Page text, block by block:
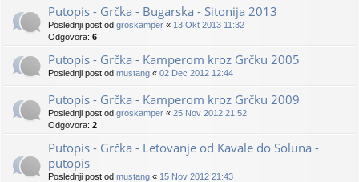
Putopis - Grčka - Bugarska - Sitonija 2013
Poslednji post od groskamper « 13 Okt 2013 11:32
Odgovora: 6
Putopis - Grčka - Kamperom kroz Grčku 2005
Poslednji post od mustang « 02 Dec 2012 12:44
Putopis - Grčka - Kamperom kroz Grčku 2009
Poslednji post od groskamper « 25 Nov 2012 21:52
Odgovora: 2
Putopis - Grčka - Letovanje od Kavale do Soluna -
putopis
Poslednji post od mustang « 15 Nov 2012 21:43